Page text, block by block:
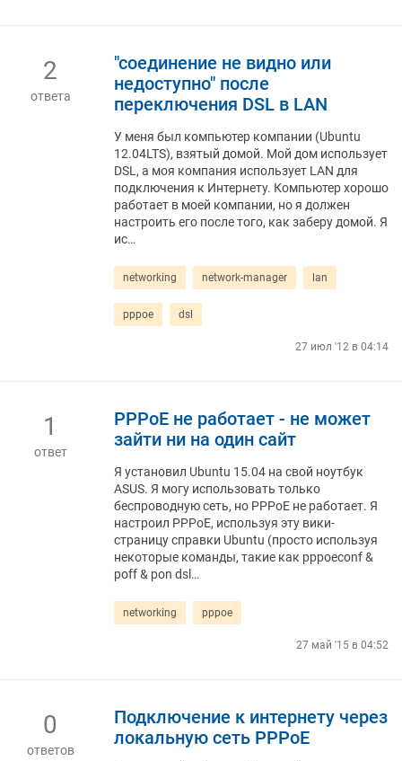
2
ответа
"соединение не видно или
недоступно" после
переключения DSL в LAN
У меня был компьютер компании (Ubuntu
12.04LTS), взятый домой. Мой дом использует
DSL, а моя компания использует LAN для
подключения к Интернету. Компьютер хорошо
работает в моей компании, но я должен
настроить его после того, как заберу домой. Я
ис…
networking network-manager lan
pppoe dsl
27 июл '12 в 04:14
1
ответ
PPPoE не работает - не может
зайти ни на один сайт
Я установил Ubuntu 15.04 на свой ноутбук
ASUS. Я могу использовать только
беспроводную сеть, но PPPoE не работает. Я
настроил PPPoE, используя эту вики-
страницу справки Ubuntu (просто используя
некоторые команды, такие как pppoeconf &
poff & pon dsl…
networking pppoe
27 май '15 в 04:52
0
ответов
Подключение к интернету через
локальную сеть PPPoE